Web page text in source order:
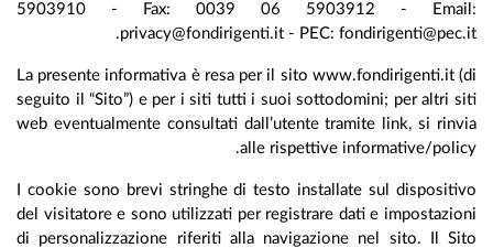
5903910 - Fax: 0039 06 5903912 -
privacy@fondirigenti.it - PEC:
La presente informativa è resa per il sito www.fondirigenti.it
seguito il “Sito”) e per i siti tutti i suoi sottodomini; per altri
web eventualmente consultati dall’utente tramite link, si
alle rispettive informative/
I cookie sono brevi stringhe di testo installate sul
del visitatore e sono utilizzati per registrare dati e
di personalizzazione riferiti alla navigazione nel sito. Il